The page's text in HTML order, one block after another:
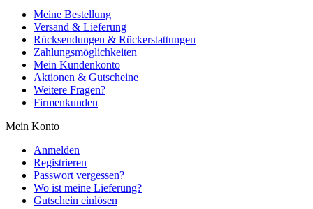
Meine Bestellung
Versand & Lieferung
Rücksendungen & Rückerstattungen
Zahlungsmöglichkeiten
Mein Kundenkonto
Aktionen & Gutscheine
Weitere Fragen?
Firmenkunden
Mein Konto
Anmelden
Registrieren
Passwort vergessen?
Wo ist meine Lieferung?
Gutschein einlösen